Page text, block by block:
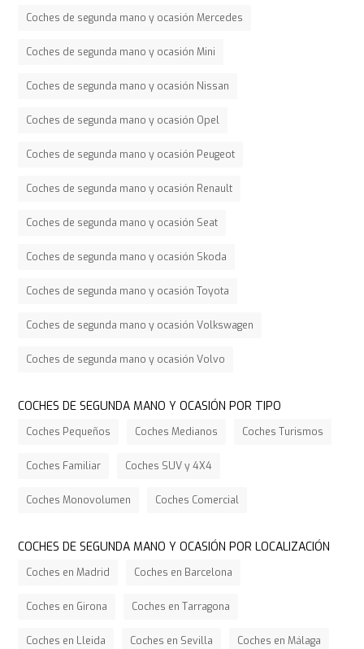
Coches de segunda mano y ocasión Mercedes
Coches de segunda mano y ocasión Mini
Coches de segunda mano y ocasión Nissan
Coches de segunda mano y ocasión Opel
Coches de segunda mano y ocasión Peugeot
Coches de segunda mano y ocasión Renault
Coches de segunda mano y ocasión Seat
Coches de segunda mano y ocasión Skoda
Coches de segunda mano y ocasión Toyota
Coches de segunda mano y ocasión Volkswagen
Coches de segunda mano y ocasión Volvo
COCHES DE SEGUNDA MANO Y OCASIÓN POR TIPO
Coches Pequeños Coches Medianos Coches Turismos
Coches Familiar Coches SUV y 4X4
Coches Monovolumen Coches Comercial
COCHES DE SEGUNDA MANO Y OCASIÓN POR LOCALIZACIÓN
Coches en Madrid Coches en Barcelona
Coches en Girona Coches en Tarragona
Coches en Lleida Coches en Sevilla Coches en Málaga